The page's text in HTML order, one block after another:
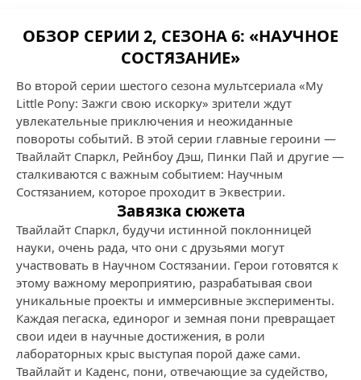
ОБЗОР СЕРИИ 2, СЕЗОНА 6: «НАУЧНОЕ
СОСТЯЗАНИЕ»
Во второй серии шестого сезона мультсериала «My
Little Pony: Зажги свою искорку» зрители ждут
увлекательные приключения и неожиданные
повороты событий. В этой серии главные героини —
Твайлайт Спаркл, Рейнбоу Дэш, Пинки Пай и другие —
сталкиваются с важным событием: Научным
Состязанием, которое проходит в Эквестрии.
Завязка сюжета
Твайлайт Спаркл, будучи истинной поклонницей
науки, очень рада, что они с друзьями могут
участвовать в Научном Состязании. Герои готовятся к
этому важному мероприятию, разрабатывая свои
уникальные проекты и иммерсивные эксперименты.
Каждая пегаска, единорог и земная пони превращает
свои идеи в научные достижения, в роли
лабораторных крыс выступая порой даже сами.
Твайлайт и Каденс, пони, отвечающие за судейство,